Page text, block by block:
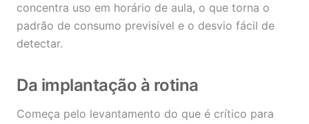
concentra uso em horário de aula, o que torna o
padrão de consumo previsível e o desvio fácil de
detectar.
Da implantação à rotina
Começa pelo levantamento do que é crítico para